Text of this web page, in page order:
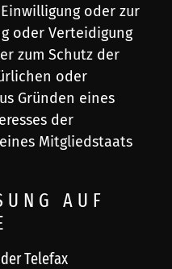
oder zur
oder Verteidigung
zum Schutz der
oder
Gründen eines
der
Mitgliedstaats
AUF
Telefax